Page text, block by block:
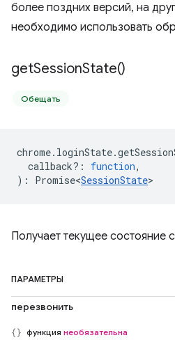
более поздних версий, на
необходимо использовать
getSessionState()
Обещать
chrome. loginState.
callback? : function,
) : Promise<SessionState>
Получает текущее состояние
ПАРАМЕТРЫ
перезвонить
функция необязательна